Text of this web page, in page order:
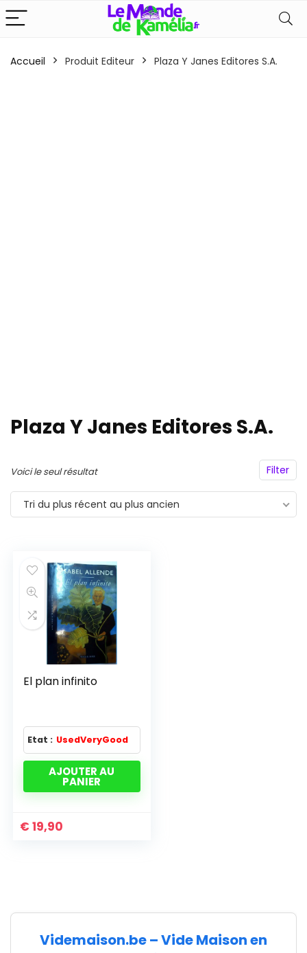
Accueil Produit Editeur Plaza Y Janes Editores S.A.
Plaza Y Janes Editores S.A.
Filter
Voici le seul résultat
Tri du plus récent au plus ancien
El plan infinito
Etat : UsedVeryGood
AJOUTER AU
PANIER
€ 19,90
Videmaison.be – Vide Maison en